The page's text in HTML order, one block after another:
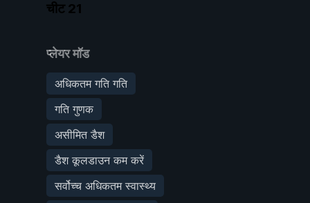
चीट 21
प्लेयर मॉड
अधिकतम गति गति
गति गुणक
असीमित डैश
डैश कूलडाउन कम करें
सर्वोच्च अधिकतम स्वास्थ्य